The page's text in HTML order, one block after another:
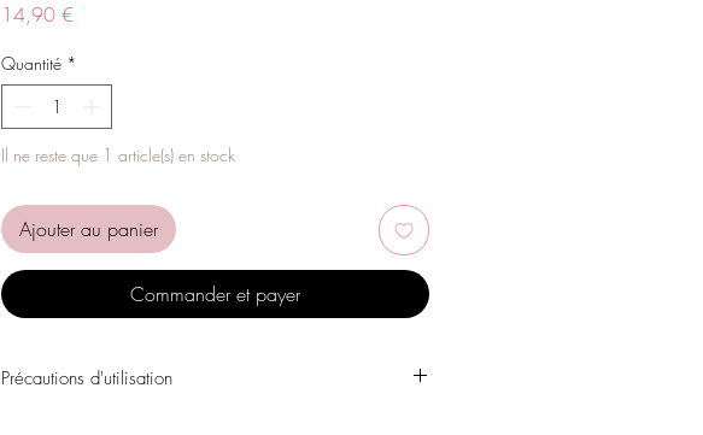
14,90 €
Quantité *
Il ne reste que 1 article(s) en stock
Ajouter au panier
Commander et payer
Précautions d'utilisation